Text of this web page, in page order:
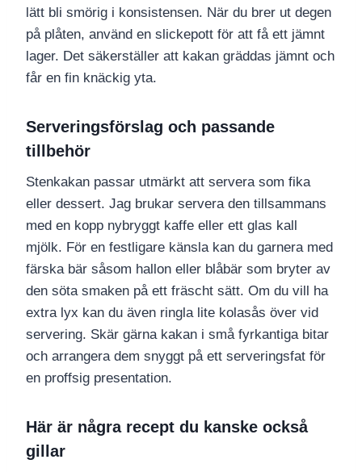
lätt bli smörig i konsistensen. När du brer ut degen
på plåten, använd en slickepott för att få ett jämnt
lager. Det säkerställer att kakan gräddas jämnt och
får en fin knäckig yta.
Serveringsförslag och passande
tillbehör
Stenkakan passar utmärkt att servera som fika
eller dessert. Jag brukar servera den tillsammans
med en kopp nybryggt kaffe eller ett glas kall
mjölk. För en festligare känsla kan du garnera med
färska bär såsom hallon eller blåbär som bryter av
den söta smaken på ett fräscht sätt. Om du vill ha
extra lyx kan du även ringla lite kolasås över vid
servering. Skär gärna kakan i små fyrkantiga bitar
och arrangera dem snyggt på ett serveringsfat för
en proffsig presentation.
Här är några recept du kanske också
gillar